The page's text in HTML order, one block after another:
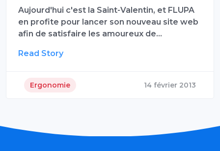
Aujourd'hui c'est la Saint-Valentin, et FLUPA
en profite pour lancer son nouveau site web
afin de satisfaire les amoureux de…
Read Story
Ergonomie 14 février 2013